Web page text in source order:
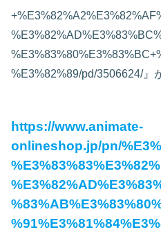
%E3%82%89/pd/3506624/』
https://www.animate-
onlineshop.jp/pn/